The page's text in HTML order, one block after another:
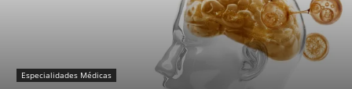
Especialidades Médicas